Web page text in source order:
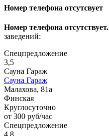
Номер телефона отсутсвует
Номер телефона отсутствует.
заведений:
Спецпредложение
3,5
Сауна Гараж
Сауна Гараж
Малахова, 81а
Финская
Круглосуточно
от 300 руб/час
Спецпредложение
4,8